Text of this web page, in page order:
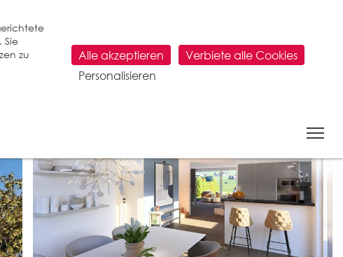
Sie
zu
Alle akzeptieren
Verbiete alle Cookies
Personalisieren